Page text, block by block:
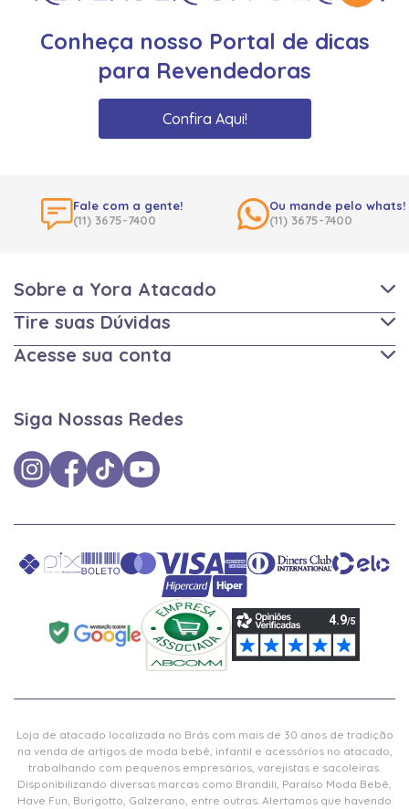
Conheça nosso Portal de dicas
para Revendedoras
Confira Aqui!
Fale com a gente!
(11) 3675-7400
Ou mande pelo whats!
(11) 3675-7400
Sobre a Yora Atacado
Tire suas Dúvidas
Acesse sua conta
Siga Nossas Redes
Loja de atacado localizada no Brás com mais de 30 anos de tradição
na venda de artigos de moda bebê, infantil e acessórios no atacado,
trabalhando com pequenos empresários, varejistas e sacoleiras.
Disponibilizando diversas marcas como Brandili, Paraíso Moda Bebê,
Have Fun, Burigotto, Galzerano, entre outras. Alertamos que havendo